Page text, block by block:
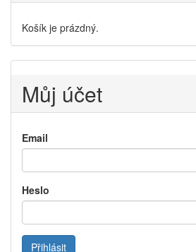
Košík je prázdný.
Můj účet
Email
Heslo